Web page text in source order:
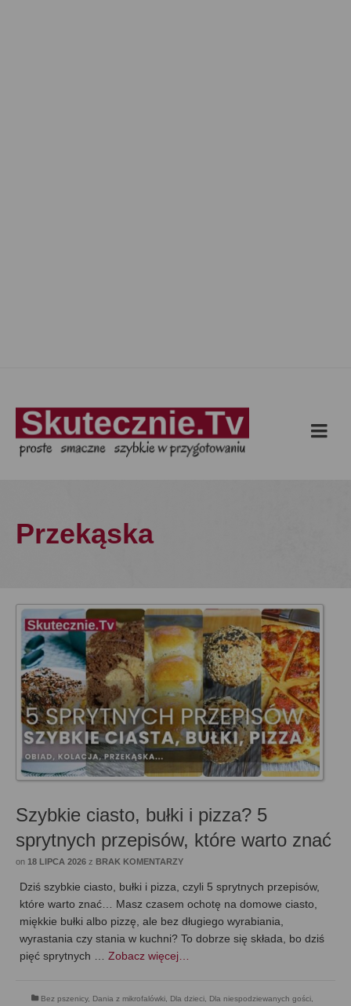
Przekąska
Szybkie ciasto, bułki i pizza? 5
sprytnych przepisów, które warto znać
on 18 LIPCA 2026 z BRAK KOMENTARZY
Dziś szybkie ciasto, bułki i pizza, czyli 5 sprytnych przepisów,
które warto znać… Masz czasem ochotę na domowe ciasto,
miękkie bułki albo pizzę, ale bez długiego wyrabiania,
wyrastania czy stania w kuchni? To dobrze się składa, bo dziś
pięć sprytnych … Zobacz więcej…
Bez pszenicy, Dania z mikrofalówki, Dla dzieci, Dla niespodziewanych gości,